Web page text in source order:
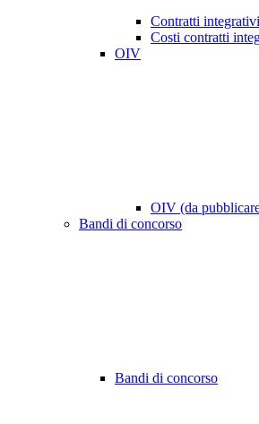
Contratti integrativi
Costi contratti
OIV
OIV (da
Bandi di concorso
Bandi di concorso